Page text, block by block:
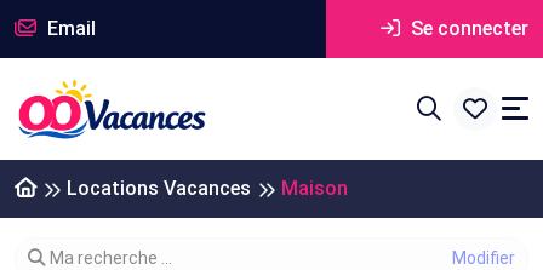
Email Se connecter
Locations Vacances Maison
Modifier votre recherche
Ma recherche ...